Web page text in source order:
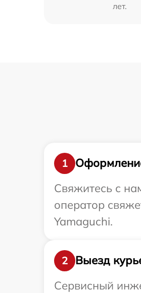
лет.
1
Свяжитесь с
оператор
Yamaguchi.
2
Выезд
Сервисный